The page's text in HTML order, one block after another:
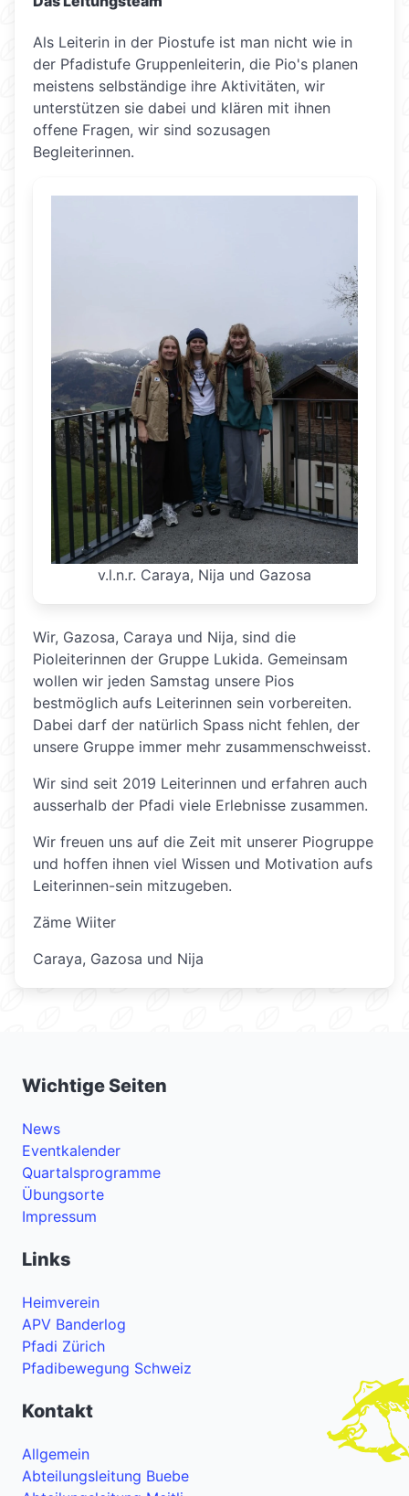
Als Leiterin in der Piostufe ist man nicht wie in
der Pfadistufe Gruppenleiterin, die Pio's planen
meistens selbständige ihre Aktivitäten, wir
unterstützen sie dabei und klären mit ihnen
offene Fragen, wir sind sozusagen
Begleiterinnen.
v.l.n.r. Caraya, Nija und Gazosa
Wir, Gazosa, Caraya und Nija, sind die
Pioleiterinnen der Gruppe Lukida. Gemeinsam
wollen wir jeden Samstag unsere Pios
bestmöglich aufs Leiterinnen sein vorbereiten.
Dabei darf der natürlich Spass nicht fehlen, der
unsere Gruppe immer mehr zusammenschweisst.
Wir sind seit 2019 Leiterinnen und erfahren auch
ausserhalb der Pfadi viele Erlebnisse zusammen.
Wir freuen uns auf die Zeit mit unserer Piogruppe
und hoffen ihnen viel Wissen und Motivation aufs
Leiterinnen-sein mitzugeben.
Zäme Wiiter
Caraya, Gazosa und Nija
Wichtige Seiten
News
Eventkalender
Quartalsprogramme
Übungsorte
Impressum
Links
Heimverein
APV Banderlog
Pfadi Zürich
Pfadibewegung Schweiz
Kontakt
Allgemein
Abteilungsleitung Buebe